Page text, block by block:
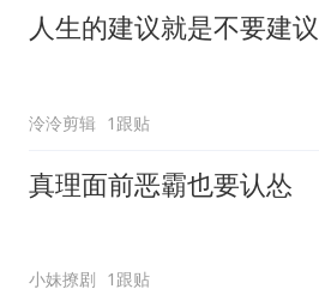
人生的建议就是不要建议
泠泠剪辑 1跟贴
真理面前恶霸也要认怂
小妹撩剧 1跟贴